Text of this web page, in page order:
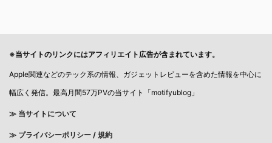
※当サイトのリンクにはアフィリエイト広告が含まれています。
Apple関連などのテック系の情報、ガジェットレビューを含めた情報を中心に
幅広く発信。最高月間57万PVの当サイト「motifyublog」
≫ 当サイトについて
≫ プライバシーポリシー / 規約